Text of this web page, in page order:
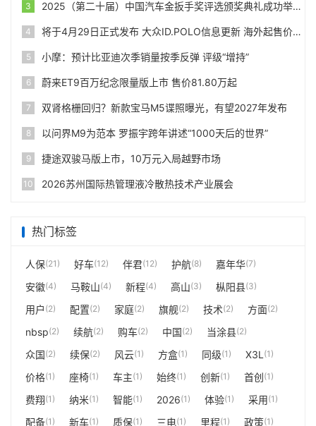
3 2025（第二十届）中国汽车金扳手奖评选颁奖典礼成功举办
4 将于4月29日正式发布 大众ID.POLO信息更新 海外起售价24990欧
5 小摩：预计比亚迪次季销量按季反弹 评级“增持”
6 蔚来ET9百万纪念限量版上市 售价81.80万起
7 双肾格栅回归？新款宝马M5谍照曝光，有望2027年发布
8 以问界M9为范本 罗振宇跨年讲述“1000天后的世界”
9 捷途双骏马版上市，10万元入局越野市场
10 2026苏州国际热管理液冷散热技术产业展会
热门标签
人保(21) 好车(12) 伴君(12) 护航(8) 嘉年华(7)
安徽(4) 马鞍山(4) 新程(4) 高山(3) 枞阳县(3)
用户 (2) 配置(2) 家庭(2) 旗舰(2) 技术(2) 方面(2)
nbsp(2) 续航(2) 购车(2) 中国(2) 当涂县(2)
众国(2) 续保(2) 风云(1) 方盒(1) 同级(1) X3L (1)
价格(1) 座椅(1) 车主(1) 始终(1) 创新(1) 首创(1)
费翔(1) 纳米(1) 智能(1) 2026(1) 体验(1) 采用(1)
配备(1) 新车(1) 质保(1) 三电(1) 里程(1) 政策(1)